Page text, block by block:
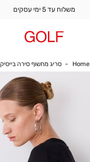
משלוח עד 5 ימי עסקים
Home
Homeסריג מחשוף סירה בייסיק